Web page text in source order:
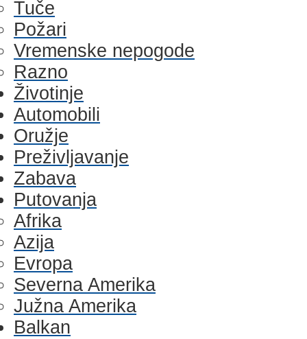
Tuče
Požari
Vremenske nepogode
Razno
Životinje
Automobili
Oružje
Preživljavanje
Zabava
Putovanja
Afrika
Azija
Evropa
Severna Amerika
Južna Amerika
Balkan